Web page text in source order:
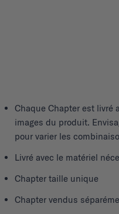
Chaque Chapter est livré
images du produit.
pour varier les
Livré avec le matériel
Chapter taille unique
Chapter vendus